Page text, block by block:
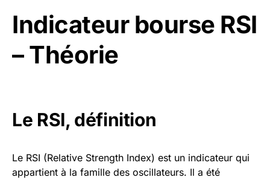
Indicateur bourse RSI
– Théorie
Le RSI, définition
Le RSI (Relative Strength Index) est un indicateur qui
appartient à la famille des oscillateurs. Il a été